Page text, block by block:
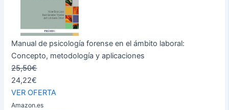
Manual de psicología forense en el ámbito laboral:
Concepto, metodología y aplicaciones
25,50€
24,22€
VER OFERTA
Amazon.es